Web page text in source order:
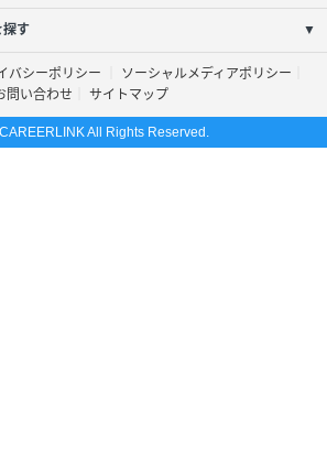
探す ▼
バシーポリシー
ソーシャルメディアポリシー
問い合わせ
サイトマップ
All Rights Reserved.